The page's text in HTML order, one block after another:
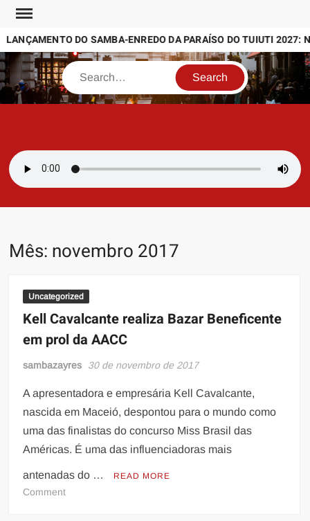
Skip
content
DO SAMBA-ENREDO DA PARAÍSO DO TUIUTI 2027:
Search
Mês: novembro 2017
Uncategorized
Kell Cavalcante realiza Bazar Beneficente
em prol da AACC
sambazayres 30 de novembro de 2017
A apresentadora e empresária Kell Cavalcante,
nascida em Maceió, despontou para o mundo como
uma das finalistas do concurso Miss Brasil das
Américas. É uma das influenciadoras mais
antenadas do … READ MORE
Commenton